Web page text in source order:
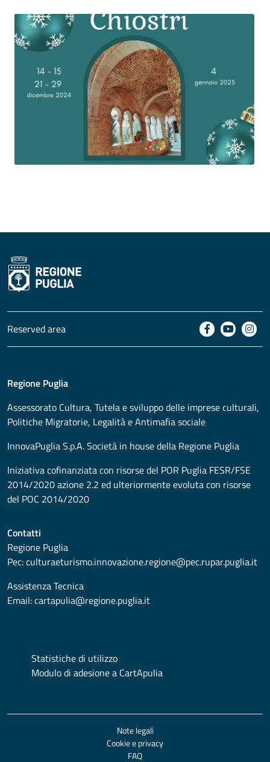
Reserved area
Regione Puglia
Assessorato Cultura, Tutela e sviluppo delle imprese culturali,
Politiche Migratorie, Legalità e Antimafia sociale
InnovaPuglia S.p.A. Società in house della Regione Puglia
Iniziativa cofinanziata con risorse del POR Puglia FESR/FSE
2014/2020 azione 2.2 ed ulteriormente evoluta con risorse
del POC 2014/2020
Contatti
Regione Puglia
Pec:culturaeturismo.innovazione.regione@pec.rupar.puglia.it
Assistenza Tecnica
Email:cartapulia@regione.puglia.it
Statistiche di utilizzo
Modulo di adesione a CartApulia
Note legali
Cookie e privacy
FAQ